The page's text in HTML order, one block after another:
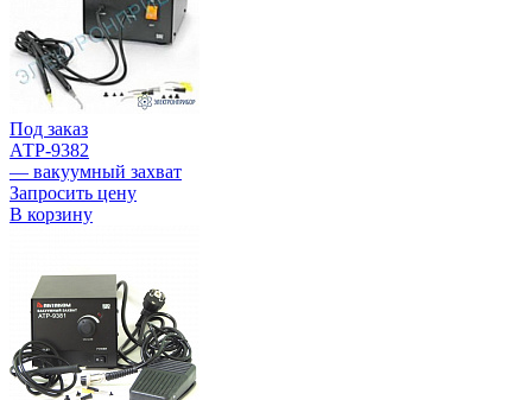
Под заказ
АТР-9382
— вакуумный захват
Запросить цену
В корзину